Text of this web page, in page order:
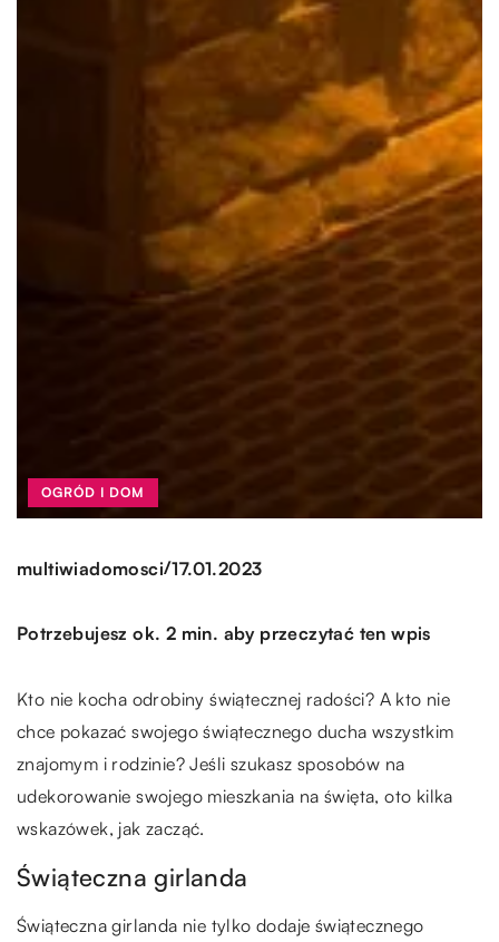
OGRÓD I DOM
multiwiadomosci/17.01.2023
Potrzebujesz ok. 2 min. aby przeczytać ten wpis
Kto nie kocha odrobiny świątecznej radości? A kto nie
chce pokazać swojego świątecznego ducha wszystkim
znajomym i rodzinie? Jeśli szukasz sposobów na
udekorowanie swojego mieszkania na święta, oto kilka
wskazówek, jak zacząć.
Świąteczna girlanda
Świąteczna girlanda nie tylko dodaje świątecznego